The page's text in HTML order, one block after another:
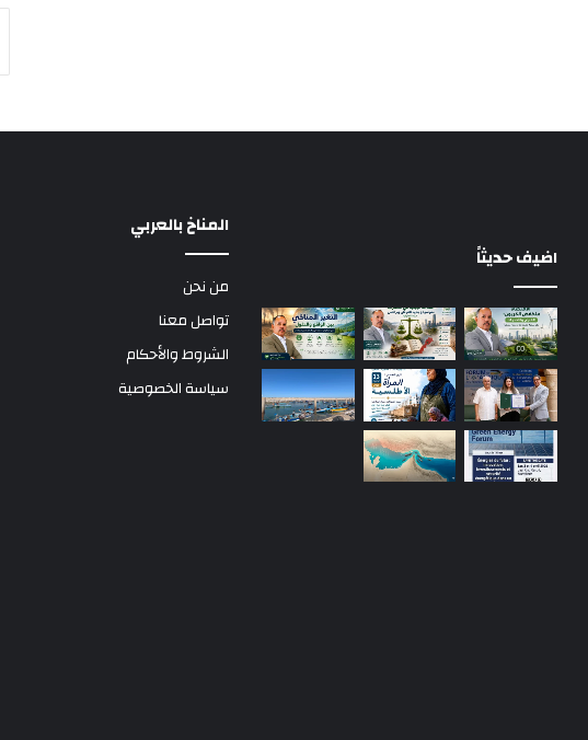
اضيف حديثاً
المناخ بالعربي
من نحن
تواصل معنا
الشروط والأحكام
سياسة الخصوصية